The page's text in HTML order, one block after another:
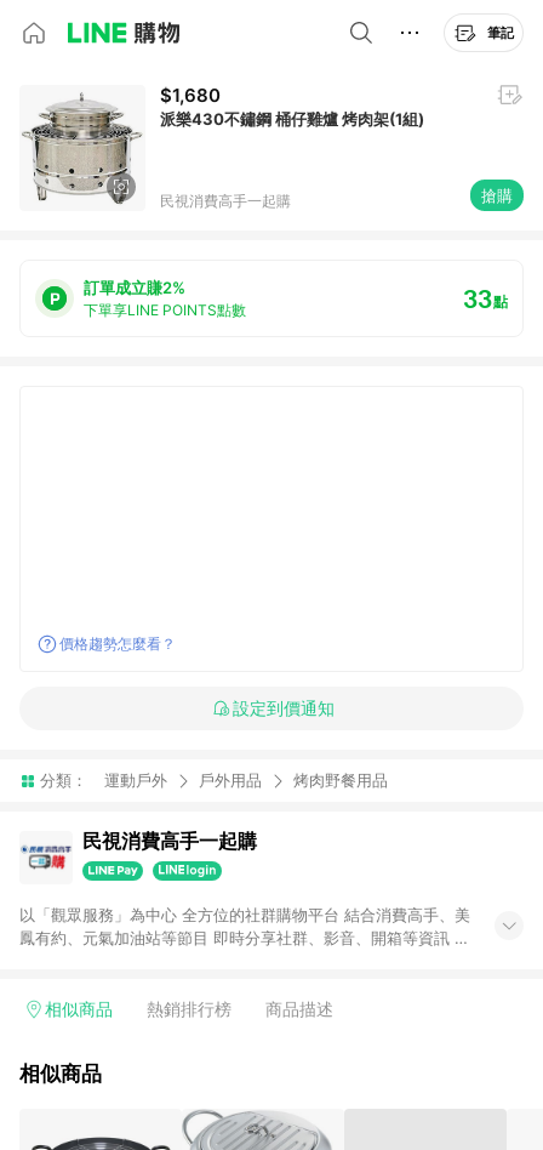
筆記
$1,680
派樂430不鏽鋼 桶仔雞爐 烤肉架(1組)
民視消費高手一起購 搶購
訂單成立賺2%
下單享LINE POINTS點數 33點
價格趨勢怎麼看？
設定到價通知
分類： 運動戶外 戶外用品 烤肉野餐用品
民視消費高手一起購
以「觀眾服務」為中心 全方位的社群購物平台 結合消費高手、美
鳳有約、元氣加油站等節目 即時分享社群、影音、開箱等資訊 給
相似商品 熱銷排行榜 商品描述
相似商品